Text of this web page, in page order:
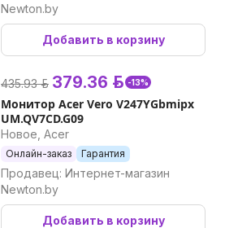
Newton.by
Добавить в корзину
435.93 р. 379.36 р. -13%
Монитор Acer Vero V247YGbmipx
UM.QV7CD.G09
Новое, Acer
Онлайн-заказ Гарантия
Продавец: Интернет-магазин
Newton.by
Добавить в корзину